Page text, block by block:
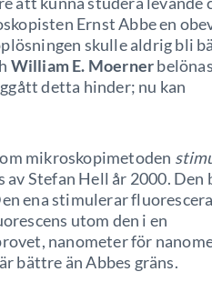
Ernst Abbe en
skulle aldrig bli
William E. Moerner
detta hinder; nu kan
mikroskopimetoden
av Stefan Hell år 2000. Den
ena stimulerar
utom den i en
nanometer för
bättre än Abbes gräns.